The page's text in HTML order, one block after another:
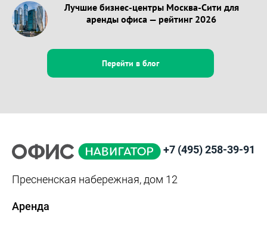
Лучшие бизнес-центры Москва-Сити для
аренды офиса — рейтинг 2026
Перейти в блог
+7 (495) 258-39-91
Пресненская набережная, дом 12
Аренда